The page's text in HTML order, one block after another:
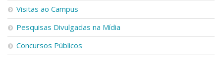
Visitas ao Campus
Pesquisas Divulgadas na Mídia
Concursos Públicos